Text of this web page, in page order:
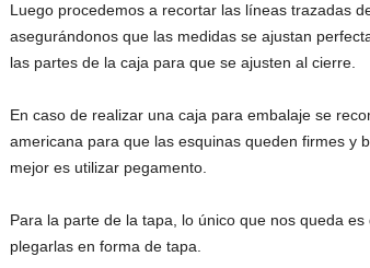
Luego procedemos a recortar las líneas trazadas
asegurándonos que las medidas se ajustan
las partes de la caja para que se ajusten al cierre.
En caso de realizar una caja para embalaje se
americana para que las esquinas queden firmes y
mejor es utilizar pegamento.
Para la parte de la tapa, lo único que nos queda
plegarlas en forma de tapa.